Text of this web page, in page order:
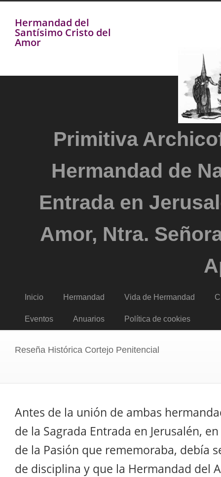
Hermandad del
Santísimo Cristo del
Amor
Primitiva
Hermandad de
Entrada en
Amor, Ntra.
Inicio Hermandad Vida de Hermandad
Eventos Anuarios Política de cookies
Reseña Histórica Cortejo Penitencial
Antes de la unión de ambas
de la Sagrada Entrada en Jerusalén,
de la Pasión que rememoraba, debía
de disciplina y que la Hermandad del